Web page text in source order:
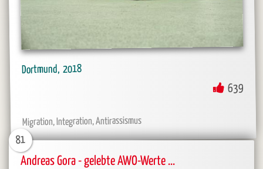
Dortmund 2018
639
Migration, Integration, Antirassismus
Andreas Gora - gelebte AWO-Werte ...
81